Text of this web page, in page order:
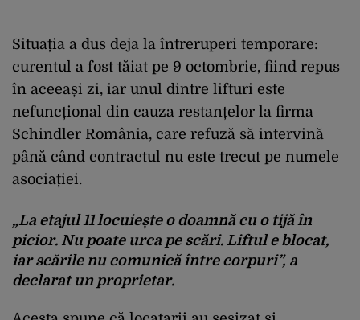
Situația a dus deja la întreruperi temporare:
curentul a fost tăiat pe 9 octombrie, fiind repus
în aceeași zi, iar unul dintre lifturi este
nefuncțional din cauza restanțelor la firma
Schindler România, care refuză să intervină
până când contractul nu este trecut pe numele
asociației.
„La etajul 11 locuiește o doamnă cu o tijă în
picior. Nu poate urca pe scări. Liftul e blocat,
iar scările nu comunică între corpuri”, a
declarat un proprietar.